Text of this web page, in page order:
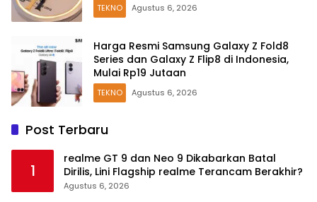
TEKNO Agustus 6, 2026
Harga Resmi Samsung Galaxy Z Fold8
Series dan Galaxy Z Flip8 di Indonesia,
Mulai Rp19 Jutaan
TEKNO Agustus 6, 2026
Post Terbaru
1
realme GT 9 dan Neo 9 Dikabarkan Batal
Dirilis, Lini Flagship realme Terancam Berakhir?
Agustus 6, 2026